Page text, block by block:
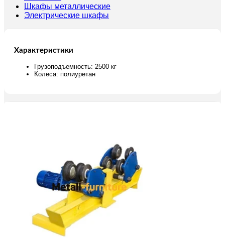
Шкафы металлические
Электрические шкафы
Характеристики
Грузоподъемность: 2500 кг
Колесa: полиуретан